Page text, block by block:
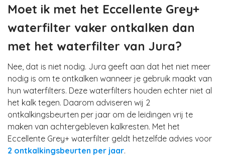
Moet ik met het Eccellente Grey+
waterfilter vaker ontkalken dan
met het waterfilter van Jura?
Nee, dat is niet nodig. Jura geeft aan dat het niet meer
nodig is om te ontkalken wanneer je gebruik maakt van
hun waterfilters. Deze waterfilters houden echter niet al
het kalk tegen. Daarom adviseren wij 2
ontkalkingsbeurten per jaar om de leidingen vrij te
maken van achtergebleven kalkresten. Met het
Eccellente Grey+ waterfilter geldt hetzelfde advies voor
2 ontkalkingsbeurten per jaar.